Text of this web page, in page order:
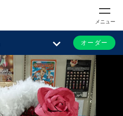
メニュー
オーダー